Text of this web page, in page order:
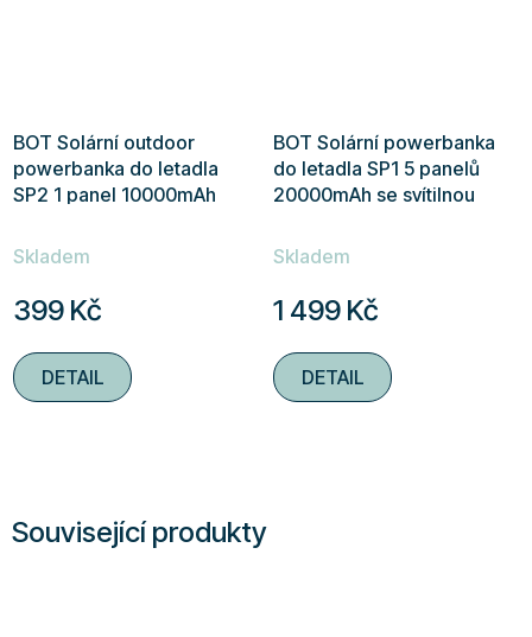
Související produkty
BOT Solární outdoor
powerbanka do letadla
SP2 1 panel 10000mAh
hodnocení
je
4,3
z
Skladem
399 Kč
DETAIL
BOT Solární powerbanka
do letadla SP1 5 panelů
20000mAh se svítilnou
hodnocení
je
4,8
z
Skladem
1 499 Kč
DETAIL